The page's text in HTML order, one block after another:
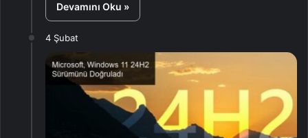
Devamını Oku »
4 Şubat